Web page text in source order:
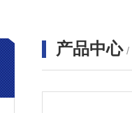
产品中心 /